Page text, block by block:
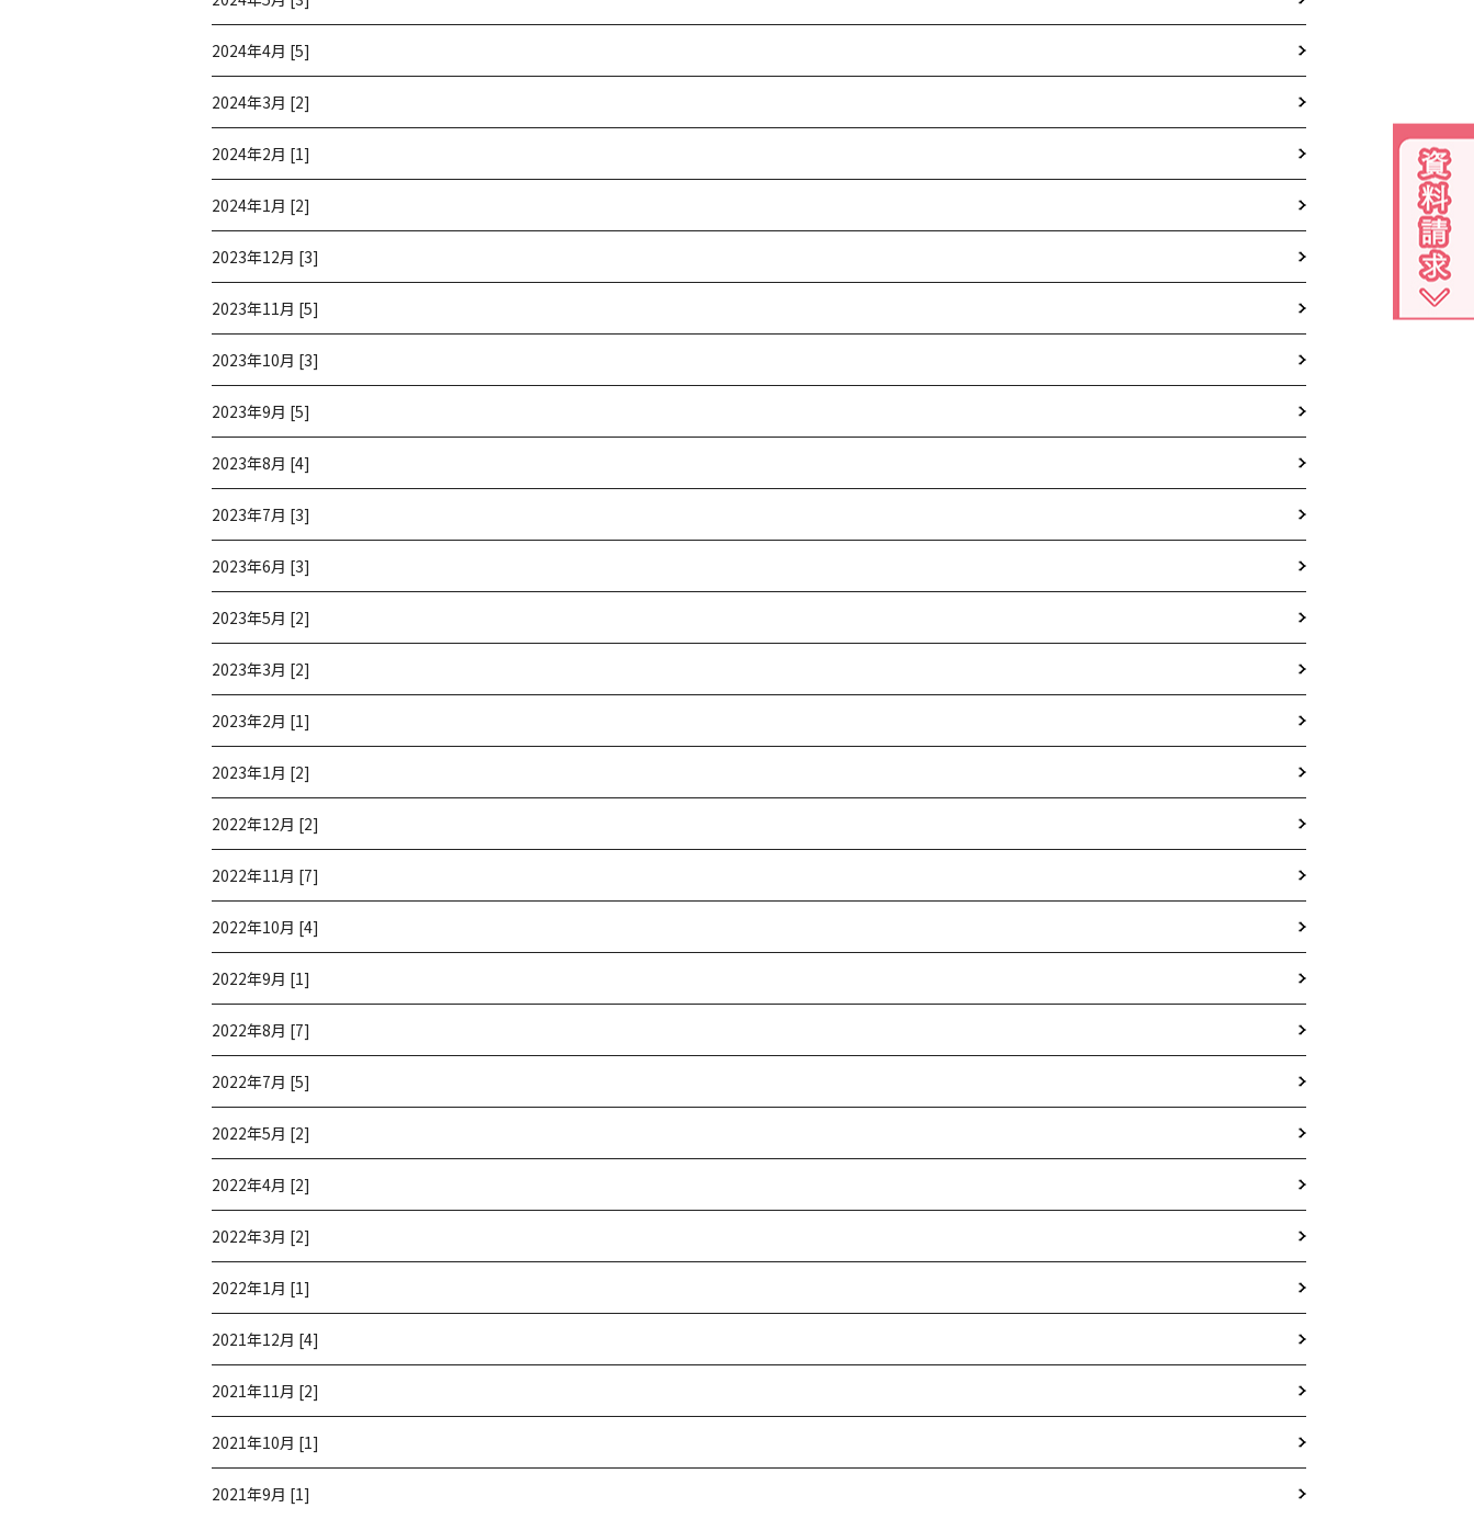
2024年4月 [5]
2024年3月 [2]
2024年2月 [1]
2024年1月 [2]
2023年12月 [3]
2023年11月 [5]
2023年10月 [3]
2023年9月 [5]
2023年8月 [4]
2023年7月 [3]
2023年6月 [3]
2023年5月 [2]
2023年3月 [2]
2023年2月 [1]
2023年1月 [2]
2022年12月 [2]
2022年11月 [7]
2022年10月 [4]
2022年9月 [1]
2022年8月 [7]
2022年7月 [5]
2022年5月 [2]
2022年4月 [2]
2022年3月 [2]
2022年1月 [1]
2021年12月 [4]
2021年11月 [2]
2021年10月 [1]
2021年9月 [1]